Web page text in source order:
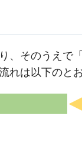
、そのうえで
れは以下のとお